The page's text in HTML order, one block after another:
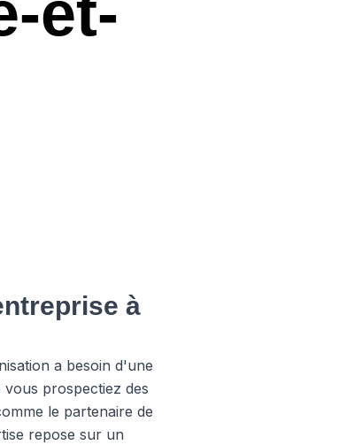
à
a besoin d'une
prospectiez des
le partenaire de
repose sur un